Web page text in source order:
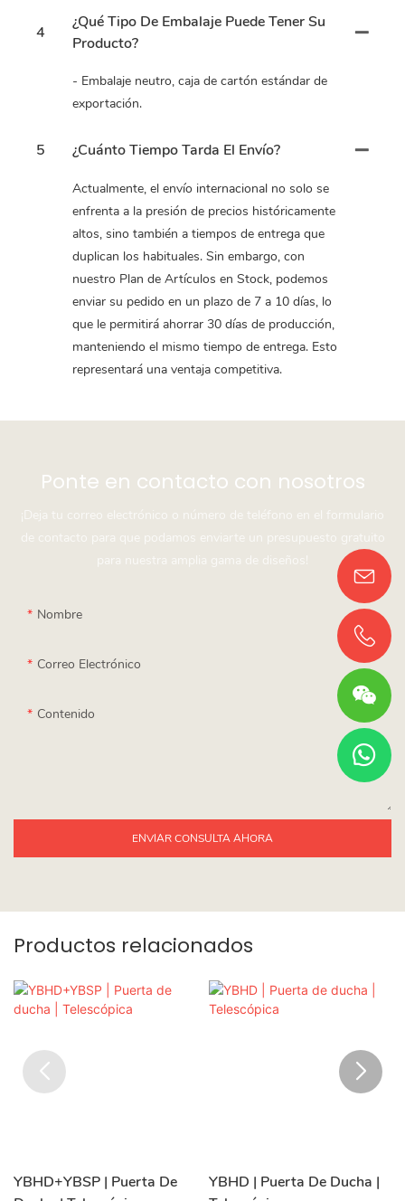
4
¿Qué Tipo De Embalaje Puede Tener Su
Producto?
- Embalaje neutro, caja de cartón estándar de
exportación.
5 ¿Cuánto Tiempo Tarda El Envío?
Actualmente, el envío internacional no solo se
enfrenta a la presión de precios históricamente
altos, sino también a tiempos de entrega que
duplican los habituales. Sin embargo, con
nuestro Plan de Artículos en Stock, podemos
enviar su pedido en un plazo de 7 a 10 días, lo
que le permitirá ahorrar 30 días de producción,
manteniendo el mismo tiempo de entrega. Esto
representará una ventaja competitiva.
Ponte en contacto con nosotros
¡Deja tu correo electrónico o número de teléfono en el formulario
de contacto para que podamos enviarte un presupuesto gratuito
para nuestra amplia gama de diseños!
Nombre
Correo Electrónico
Contenido
ENVIAR CONSULTA AHORA
Productos relacionados
YBHD+YBSP | Puerta De
YBHD | Puerta De Ducha |